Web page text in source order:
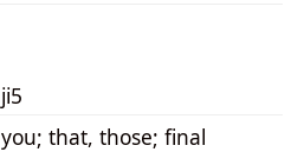
ji5
you; that, those; final